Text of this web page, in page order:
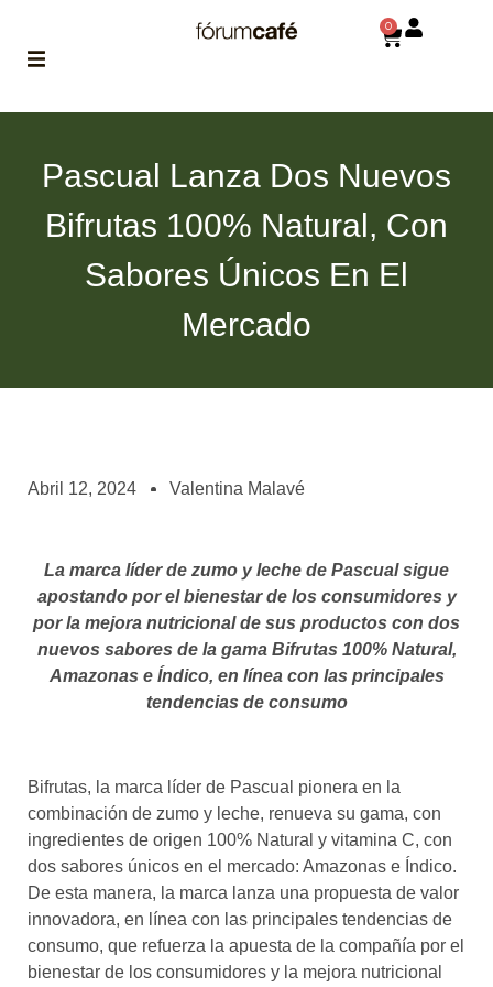
de fórum
BLOG
asociados
algo nuevo que
enseñarnos
BOLSA DE TRABAJO
¡queremos saber
0
Pascual Lanza Dos Nuevos
Bifrutas 100% Natural, Con
Sabores Únicos En El
Mercado
Abril 12, 2024 Valentina Malavé
La marca líder de zumo y leche de Pascual sigue
apostando por el bienestar de los consumidores y
por la mejora nutricional de sus productos con dos
nuevos sabores de la gama Bifrutas 100% Natural,
Amazonas e Índico, en línea con las principales
tendencias de consumo
Bifrutas, la marca líder de Pascual pionera en la
combinación de zumo y leche, renueva su gama, con
ingredientes de origen 100% Natural y vitamina C, con
dos sabores únicos en el mercado: Amazonas e Índico.
De esta manera, la marca lanza una propuesta de valor
innovadora, en línea con las principales tendencias de
consumo, que refuerza la apuesta de la compañía por el
bienestar de los consumidores y la mejora nutricional